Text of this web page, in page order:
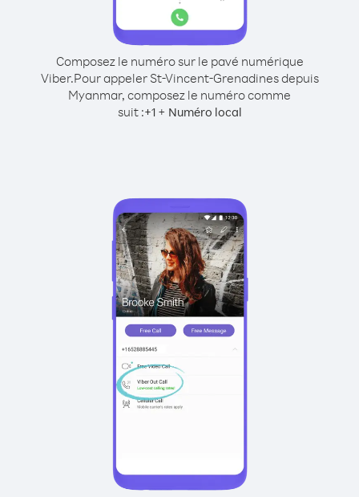
Composez le numéro sur le pavé numérique
Viber.Pour appeler St-Vincent-Grenadines depuis
Myanmar, composez le numéro comme
suit :+1+ Numéro local